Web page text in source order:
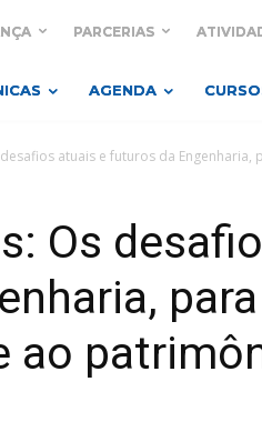
PARCERIAS
AGENDA
atuais e futuros da
Os
ao